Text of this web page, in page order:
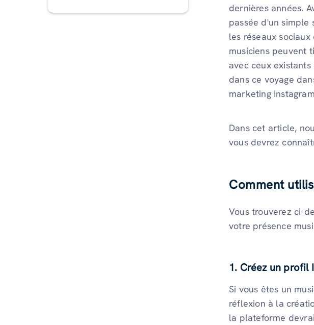
dernières années.
passée d'un
les réseaux
musiciens peuvent
avec ceux
dans ce voyage
marketing
Dans cet article,
vous devrez
Comment
Vous trouverez ci-
votre présence
1. Créez un
Si vous êtes un
réflexion à la
la plateforme